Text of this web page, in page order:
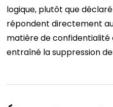
logique, plutôt que déclaré
répondent directement
matière de confidentialité
entraîné la suppression